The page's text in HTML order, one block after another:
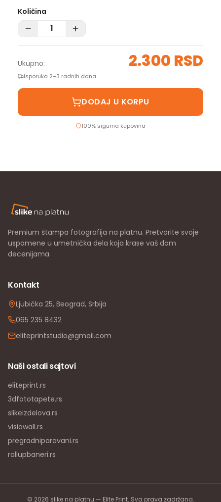
Količina
Ukupno: 2.300 RSD
Isporuka 2–3 radnih dana
DODAJ U KORPU
100% sigurna kupovina
Premium štampa fotografija na platnu. Pretvorite svoje
uspomene u umetnička dela koja krase vaš dom
decenijama.
Kontakt
Ljubička 25, Beograd, Srbija
065 235 8432
eliteprintstudio@gmail.com
Naši ostali sajtovi
eliteprint.rs
3dfototapete.rs
slikeizdelova.rs
visiowall.rs
pregradniparavani.rs
rollupbaneri.rs
© 2026 slike na platnu — Elite Print. Sva prava zadržana.